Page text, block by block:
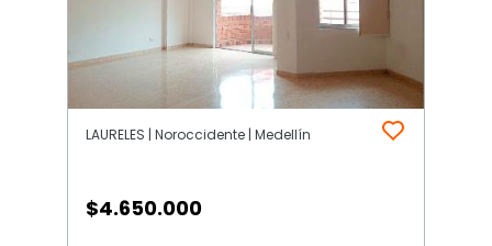
LAURELES | Noroccidente | Medellín
$4.650.000